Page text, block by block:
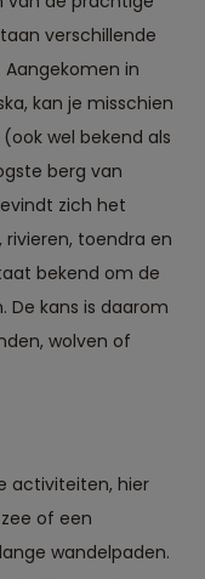
verschillende
in
kan je misschien
wel bekend als
berg van
zich het
rivieren, toendra en
bekend om de
De kans is daarom
wolven of
activiteiten, hier
of een
wandelpaden.